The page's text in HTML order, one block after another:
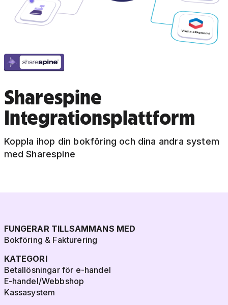
Sharespine
Integrationsplattform
Koppla ihop din bokföring och dina andra system
med Sharespine
FUNGERAR TILLSAMMANS MED
Bokföring & Fakturering
KATEGORI
Betallösningar för e-handel
E-handel/Webbshop
Kassasystem